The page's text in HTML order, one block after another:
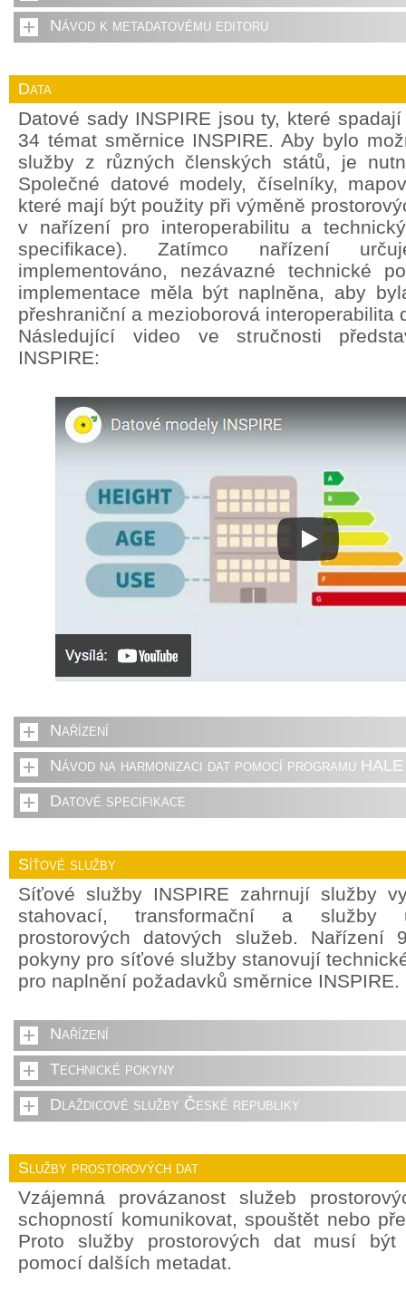
Návod k metadatovému editoru
Data
Datové sady INSPIRE jsou ty, které
34 témat směrnice INSPIRE. Aby bylo
služby z různých členských států, je
Společné datové modely, číselníky,
které mají být použity při výměně
v nařízení pro interoperabilitu a
specifikace). Zatímco nařízení
implementováno, nezávazné technické
implementace měla být naplněna, aby
přeshraniční a mezioborová interoperabilita
Následující video ve stručnosti
INSPIRE:
Nařízení
Návod na harmonizaci dat pomocí programu
Datové specifikace
Síťové služby
Síťové služby INSPIRE zahrnují služby
stahovací, transformační a služby
prostorových datových služeb. Nařízení
pokyny pro síťové služby stanovují
pro naplnění požadavků směrnice INSPIRE.
Nařízení
Technické pokyny
Dlaždicové služby České republiky
Služby prostorových dat
Vzájemná provázanost služeb
schopností komunikovat, spouštět nebo
Proto služby prostorových dat musí být
pomocí dalších metadat.